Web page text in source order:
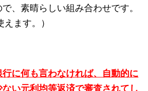
、素晴らしい組み合わせです。
えます。）
に何も言わなければ、自動的に
い元利均等返済で審査されてし